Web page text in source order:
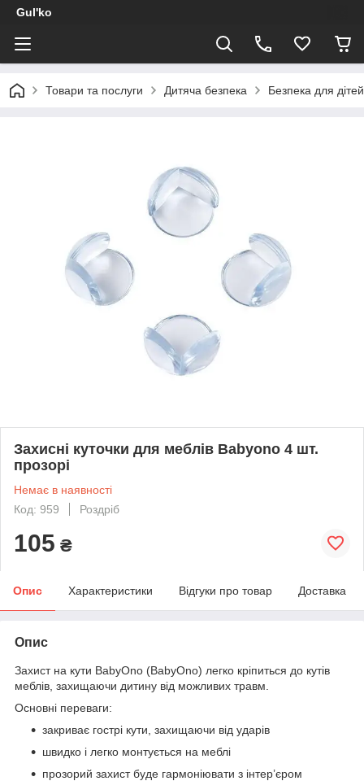
Gul'ko
Товари та послуги Дитяча безпека Безпека для
Захисні куточки для меблів Babyono 4 шт.
прозорі
Немає в наявності
Код: 959
Роздріб
105 ₴
Опис Характеристики Відгуки про товар Доставка
Опис
Захист на кути BabyOno (BabyOno) легко кріпиться до кутів
меблів, захищаючи дитину від можливих травм.
Основні переваги:
закриває гострі кути, захищаючи від ударів
швидко і легко монтується на меблі
прозорий захист буде гармоніювати з інтер’єром